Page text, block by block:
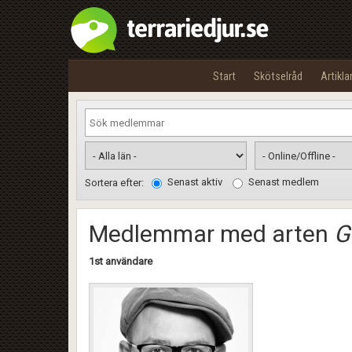
Start Skötselråd Artiklar
Sortera efter: Senast aktiv Senast medlem
Medlemmar med arten
1st användare